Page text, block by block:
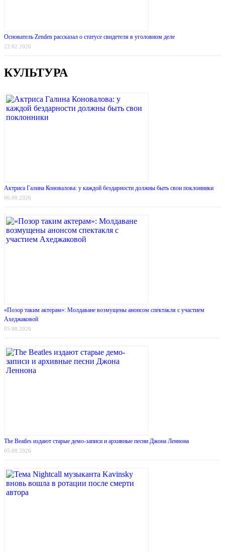
Основатель Zenden рассказал о статусе свидетеля в уголовном деле
22.02.2026
КУЛЬТУРА
Актриса Галина Коновалова: у каждой бездарности должны быть свои поклонники
06.08.2026
«Позор таким актерам»: Молдаване возмущены анонсом спектакля с участием
Ахеджаковой
05.08.2026
The Beatles издают старые демо-записи и архивные песни Джона Леннона
05.08.2026